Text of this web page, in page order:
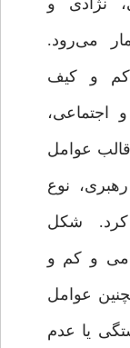
نژادی و
می‌رود.
کم و کیف
اجتماعی،
عوامل
نوع
کرد. شکل
و کم و
عوامل
یا عدم